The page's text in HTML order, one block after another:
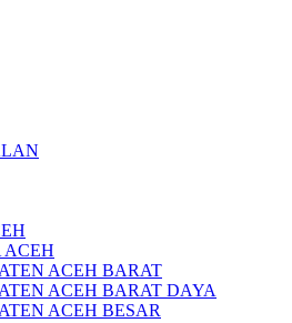
ACEH BARAT
ACEH BARAT DAYA
ACEH BESAR